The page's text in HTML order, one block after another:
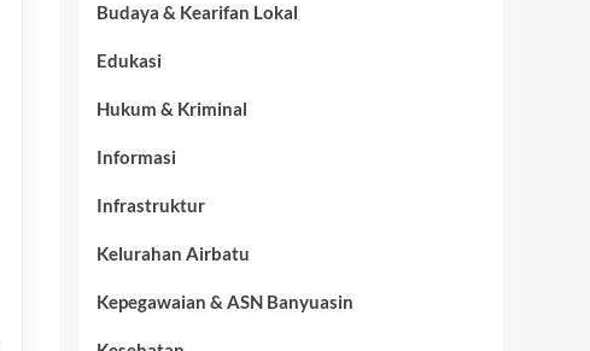
Budaya & Kearifan Lokal
Edukasi
Hukum & Kriminal
Informasi
Infrastruktur
Kelurahan Airbatu
Kepegawaian & ASN Banyuasin